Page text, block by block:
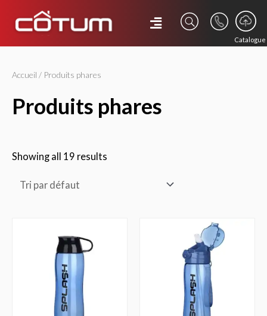
Catalogue
Accueil / Produits phares
produits phares
Showing all 19 results